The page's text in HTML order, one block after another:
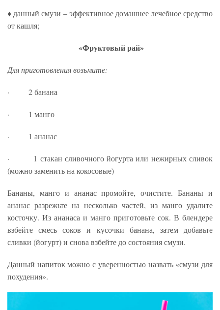
♦ данный смузи – эффективное домашнее лечебное средство
от кашля;
«Фруктовый рай»
Для приготовления возьмите:
· 2 банана
· 1 манго
· 1 ананас
· 1 стакан сливочного йогурта или нежирных сливок
(можно заменить на кокосовые)
Бананы, манго и ананас промойте, очистите. Бананы и
ананас разрежьте на несколько частей, из манго удалите
косточку. Из ананаса и манго приготовьте сок. В блендере
взбейте смесь соков и кусочки банана, затем добавьте
сливки (йогурт) и снова взбейте до состояния смузи.
Данный напиток можно с уверенностью назвать «смузи для
похудения».